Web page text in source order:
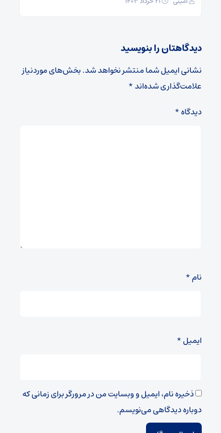
دیدگاهتان را بنویسید
نشانی ایمیل شما منتشر نخواهد شد.بخش‌های موردنیاز
علامت‌گذاری شده‌اند*
دیدگاه*
نام*
ایمیل*
ذخیره نام، ایمیل و وبسایت من در مرورگر برای زمانی که
دوباره دیدگاهی می‌نویسم.